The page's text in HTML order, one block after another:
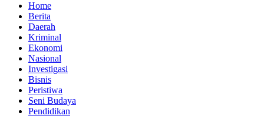
Home
Berita
Daerah
Kriminal
Ekonomi
Nasional
Investigasi
Bisnis
Peristiwa
Seni Budaya
Pendidikan